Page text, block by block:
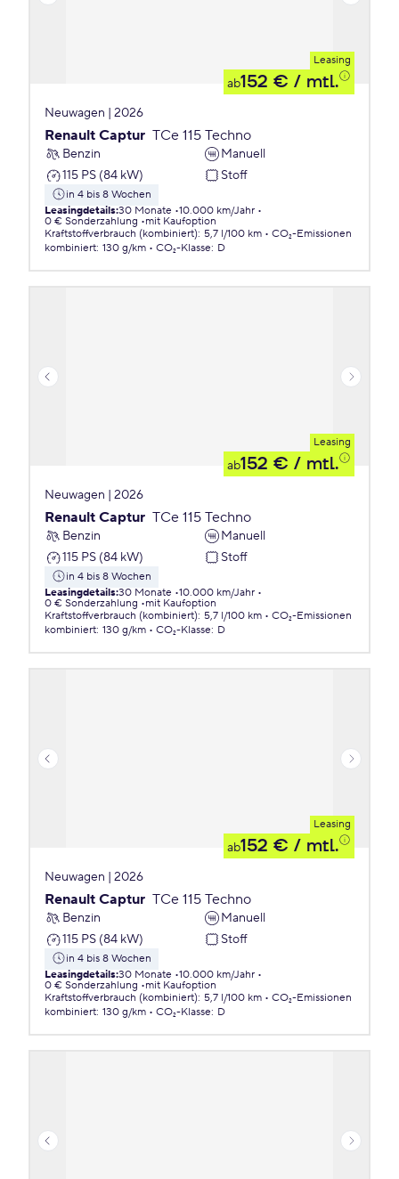
Leasing
ab152 € / mtl.
Neuwagen | 2026
Renault Captur TCe 115 Techno
Benzin
Manuell
115 PS (84 kW)
Stoff
in 4 bis 8 Wochen
Leasingdetails:30 Monate 10.000 km/Jahr
0 € Sonderzahlung
mit Kaufoption
Kraftstoffverbrauch (kombiniert): 5,7 l/100 km
CO₂-Emissionen
kombiniert: 130 g/km CO₂-Klasse: D
Leasing
ab152 € / mtl.
Neuwagen | 2026
Renault Captur TCe 115 Techno
Benzin
Manuell
115 PS (84 kW)
Stoff
in 4 bis 8 Wochen
Leasingdetails:30 Monate 10.000 km/Jahr
0 € Sonderzahlung
mit Kaufoption
Kraftstoffverbrauch (kombiniert): 5,7 l/100 km
CO₂-Emissionen
kombiniert: 130 g/km CO₂-Klasse: D
Leasing
ab152 € / mtl.
Neuwagen | 2026
Renault Captur TCe 115 Techno
Benzin
Manuell
115 PS (84 kW)
Stoff
in 4 bis 8 Wochen
Leasingdetails:30 Monate 10.000 km/Jahr
0 € Sonderzahlung
mit Kaufoption
Kraftstoffverbrauch (kombiniert): 5,7 l/100 km
CO₂-Emissionen
kombiniert: 130 g/km CO₂-Klasse: D